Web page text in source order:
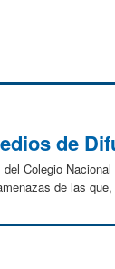
de
Colegio
de las que,